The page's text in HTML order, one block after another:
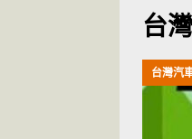
台
台灣汽